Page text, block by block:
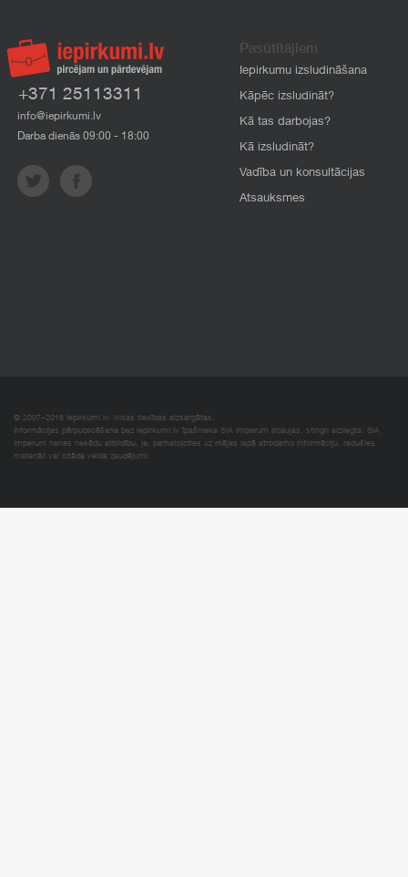
+371 25113311
info@iepirkumi.lv
Darba dienās 09:00 - 18:00
Pasūtītājiem
Iepirkumu izsludināšana
Kāpēc izsludināt?
Kā tas darbojas?
Kā izsludināt?
Vadība un konsultācijas
Atsauksmes
© 2007–2018 Iepirkumi.lv. Visas tiesības aizsargātas.
Informācijas pārpublicēšana bez iepirkumi.lv īpašnieka SIA Imperum atļaujas, stingri aizliegta. SIA
Imperum nenes nekādu atbildību, ja, pamatojoties uz mājas lapā atrodamo informāciju, radušies
materiāli vai citāda veida zaudējumi.